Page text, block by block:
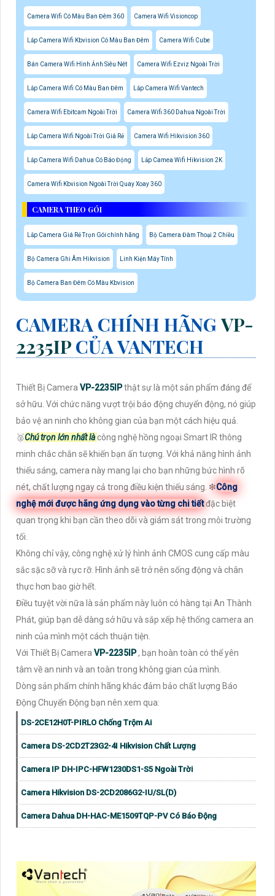
Camera Wifi Có Màu Ban Đêm 360 Camera Wifi Visioncop
Lắp Camera Wifi Kbvision Có Màu Ban Đêm Camera Wifi Cube
Bán Camera Wifi Hình Ảnh Siêu Nét Camera Wifi Ezviz Ngoài Trời
Lắp Camera Wifi Có Màu Ban Đêm Lắp Camera Wifi Vantech
Camera Wifi Ebitcam Ngoài Trời Camera Wifi 360 Dahua Ngoài Trời
Lắp Camera Wifi Ngoài Trời Giá Rẻ Camera Wifi Hikvision 360
Lắp Camera Wifi Dahua Có Báo Động Lắp Camea Wifi Hikvision 2K
Camera Wifi Kbvision Ngoài Trời Quay Xoay 360
CAMERA THEO GÓI
Lắp Camera Giá Rẻ Trọn Gói chính hãng Bộ Camera Đàm Thoại 2 Chiều
Bộ Camera Ghi Âm Hikvision Linh Kiện Máy Tính
Bộ Camera Ban Đêm Có Màu Kbvision
CAMERA CHÍNH HÃNGVP-
2235IP CỦA VANTECH
Thiết Bị Camera VP-2235IPthật sự là một sản phẩm đáng để
sở hữu. Với chức năng vượt trội báo động chuyển động, nó giúp
bảo vệ an ninh cho không gian của bạn một cách hiệu quả.
️🥈Chú trọn lớn nhất làcông nghệ hồng ngoại Smart IR thông
minh chắc chắn sẽ khiến bạn ấn tượng. Với khả năng hình ảnh
thiếu sáng, camera này mang lại cho bạn những bức hình rõ
nét, chất lượng ngay cả trong điều kiện thiếu sáng. ❇Công
nghệ mới được hãng ứng dụng vào từng chi tiếtđặc biệt
quan trọng khi bạn cần theo dõi và giám sát trong môi trường
tối.
Không chỉ vậy, công nghệ xử lý hình ảnh CMOS cung cấp màu
sắc sặc sỡ và rực rỡ. Hình ảnh sẽ trở nên sống động và chân
thực hơn bao giờ hết.
Điều tuyệt vời nữa là sản phẩm này luôn có hàng tại An Thành
Phát, giúp bạn dễ dàng sở hữu và sắp xếp hệ thống camera an
ninh của mình một cách thuận tiện.
Với Thiết Bị Camera VP-2235IP, bạn hoàn toàn có thể yên
tâm về an ninh và an toàn trong không gian của mình.
Dòng sản phẩm chính hãng khác đảm bảo chất lượng Báo
Động Chuyển Động bạn nên xem qua:
DS-2CE12H0T-PIRLO Chống Trộm Ai
Camera DS-2CD2T23G2-4I Hikvision Chất Lượng
Camera IP DH-IPC-HFW1230DS1-S5 Ngoài Trời
Camera Hikvision DS-2CD2086G2-IU/SL(D)
Camera Dahua DH-HAC-ME1509TQP-PV Có Báo Động